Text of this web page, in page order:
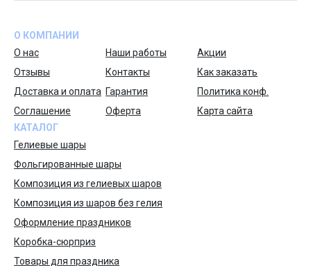
О КОМПАНИИ
О нас
Наши работы
Акции
Отзывы
Контакты
Как заказать
Доставка и оплата Гарантия
Политика конф.
Соглашение
Оферта
Карта сайта
КАТАЛОГ
Гелиевые шары
Фольгированные шары
Композиция из гелиевых шаров
Композиция из шаров без гелия
Оформление праздников
Коробка-сюрприз
Товары для праздника